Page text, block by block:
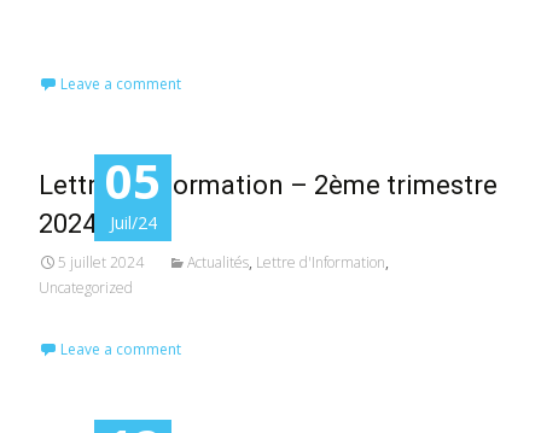
Leave a comment
05
Juil/24
Lettre d’Information – 2ème trimestre
2024
5 juillet 2024 Actualités, Lettre d'Information,
Uncategorized
Leave a comment